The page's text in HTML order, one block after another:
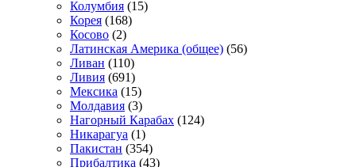
Колумбия (15)
Корея (168)
Косово (2)
Латинская Америка (общее) (56)
Ливан (110)
Ливия (691)
Мексика (15)
Молдавия (3)
Нагорный Карабах (124)
Никарагуа (1)
Пакистан (354)
Прибалтика (43)